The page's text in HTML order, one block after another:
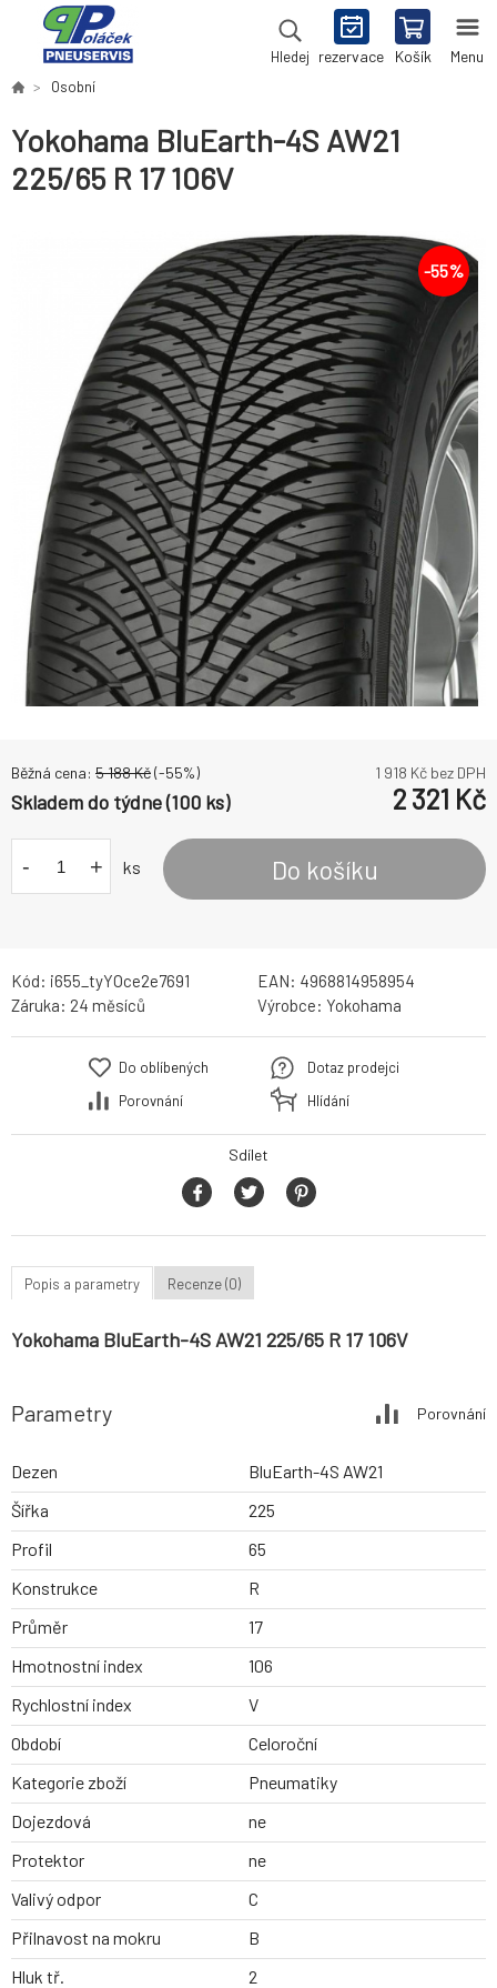
Hledej rezervace Košík Menu
Osobní
Yokohama BluEarth-4S AW21
225/65 R 17 106V
-55%
Běžná cena: 5 188Kč(-55%) 1 918 Kč bez DPH
Skladem do týdne (100 ks) 2 321 Kč
- + ks Do košíku
Kód: i655_tyYOce2e7691 EAN: 4968814958954
Záruka: 24 měsíců Výrobce: Yokohama
Do oblíbených
Porovnání
Dotaz prodejci
Hlídání
Sdílet
Popis a parametry Recenze (0)
Yokohama BluEarth-4S AW21 225/65 R 17 106V
Parametry Porovnání
Dezen
BluEarth-4S AW21
Šířka
225
Profil
65
Konstrukce
R
Průměr
17
Hmotnostní index
106
Rychlostní index
V
Období
Celoroční
Kategorie zboží
Pneumatiky
Dojezdová
ne
Protektor
ne
Valivý odpor
C
Přilnavost na mokru
B
Hluk tř.
2